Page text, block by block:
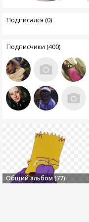
Подписался (0)
Подписчики (400)
Общий альбом (77)